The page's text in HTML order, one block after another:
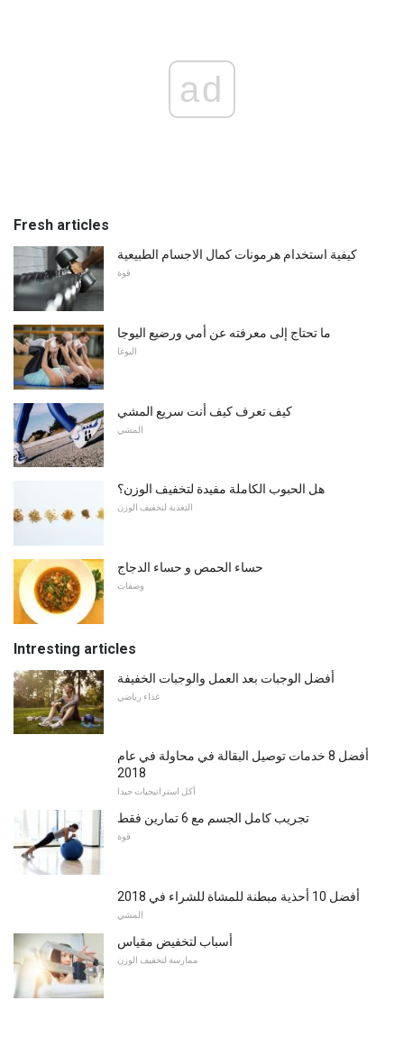
ad
Fresh articles
كيفية استخدام هرمونات كمال الاجسام الطبيعية
قوة
ما تحتاج إلى معرفته عن أمي ورضيع اليوجا
اليوغا
كيف تعرف كيف أنت سريع المشي
المشي
هل الحبوب الكاملة مفيدة لتخفيف الوزن؟
التغذية لتخفيف الوزن
حساء الحمص و حساء الدجاج
وصفات
Intresting articles
أفضل الوجبات بعد العمل والوجبات الخفيفة
غذاء رياضي
أفضل 8 خدمات توصيل البقالة في محاولة في عام
2018
أكل استراتيجيات جيدا
تجريب كامل الجسم مع 6 تمارين فقط
قوة
أفضل 10 أحذية مبطنة للمشاة للشراء في 2018
المشي
أسباب لتخفيض مقياس
ممارسة لتخفيف الوزن